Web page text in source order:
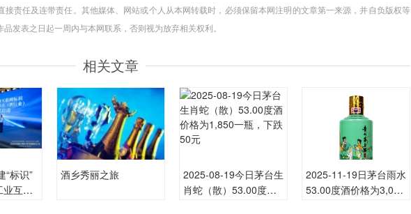
责任及连带责任。其他媒体、网站或个人从本网转载时，必须保留本网注明的文章第一来源，并自负版权等
发表之日起一周内与本网联系，否则视为放弃相关权利。
相关文章
“标识”
互联
酒乡秀丽之旅
2025-08-19今日茅台生
肖蛇（散）53.00度酒
2025-11-19日茅台雨水
53.00度酒价格为3,050